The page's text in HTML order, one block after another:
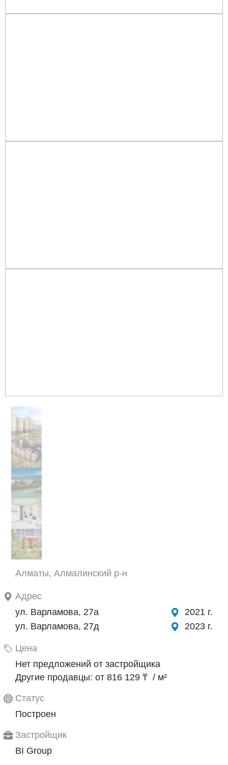
Алматы, Алмалинский р-н
Адрес
ул. Варламова, 27а
2021 г.
ул. Варламова, 27д
2023 г.
Цена
Нет предложений от застройщика
Другие продавцы: от 816 129 ₸ / м²
Статус
Построен
Застройщик
BI Group